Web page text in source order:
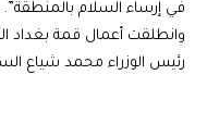
في إرساء السلام بالمنطقة”.
وانطلقت أعمال قمة بغداد
رئيس الوزراء محمد شياع